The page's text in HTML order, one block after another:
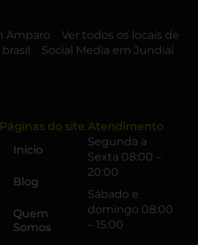
Amparo
Ver todos os locais de
Social Media em Jundiaí
Páginas do site
Início
Blog
Quem
Somos
Atendimento
Segunda a
Sexta 08:00 –
20:00
Sábado e
domingo 08:00
– 15:00